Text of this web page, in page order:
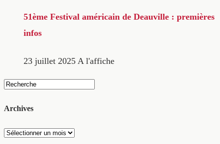
51ème Festival américain de Deauville : premières
infos
23 juillet 2025 A l'affiche
Archives
Archives